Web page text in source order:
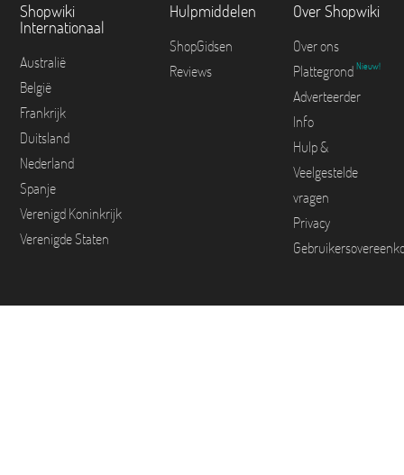
Shopwiki
Internationaal
Australië
België
Frankrijk
Duitsland
Nederland
Spanje
Verenigd Koninkrijk
Verenigde Staten
Hulpmiddelen
ShopGidsen
Reviews
Over Shopwiki
Over ons
Plattegrond Nieuw!
Adverteerder
Info
Hulp &
Veelgestelde
vragen
Privacy